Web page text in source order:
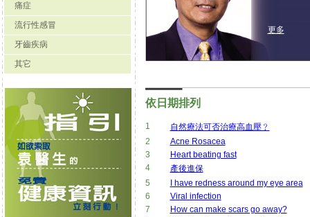
痛症
流行性感冒
牙齒疾病
其它
更多
依日期排列
1
自然療法可否治療高血壓﹖
2
Acne Rosacea
3
Heart beating fast
4
產後進保
5
I have redness around my eye area
6
Viral infection
7
How can make scars go away?